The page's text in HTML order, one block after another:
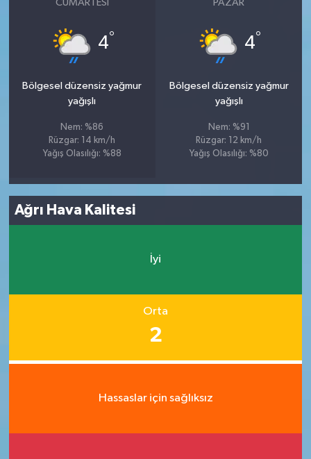
CUMARTESI
4°
Bölgesel düzensiz yağmur
yağışlı
Nem: %86
Rüzgar: 14 km/h
Yağış Olasılığı: %88
PAZAR
4°
Bölgesel düzensiz yağmur
yağışlı
Nem: %91
Rüzgar: 12 km/h
Yağış Olasılığı: %80
Ağrı Hava Kalitesi
İyi
Orta
2
Hassaslar için sağlıksız